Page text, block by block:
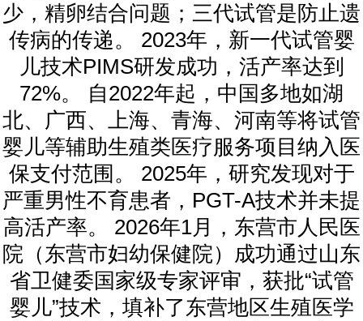
少，精卵结合问题；三代试管是防止遗
传病的传递。 2023年，新一代试管婴
儿技术PIMS研发成功，活产率达到
72%。 自2022年起，中国多地如湖
北、广西、上海、青海、河南等将试管
婴儿等辅助生殖类医疗服务项目纳入医
保支付范围。 2025年，研究发现对于
严重男性不育患者，PGT-A技术并未提
高活产率。 2026年1月，东营市人民医
院（东营市妇幼保健院）成功通过山东
省卫健委国家级专家评审，获批“试管
婴儿”技术，填补了东营地区生殖医学